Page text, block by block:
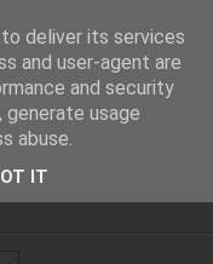
deliver its services
and user-agent are
and security
usage
abuse.
IT